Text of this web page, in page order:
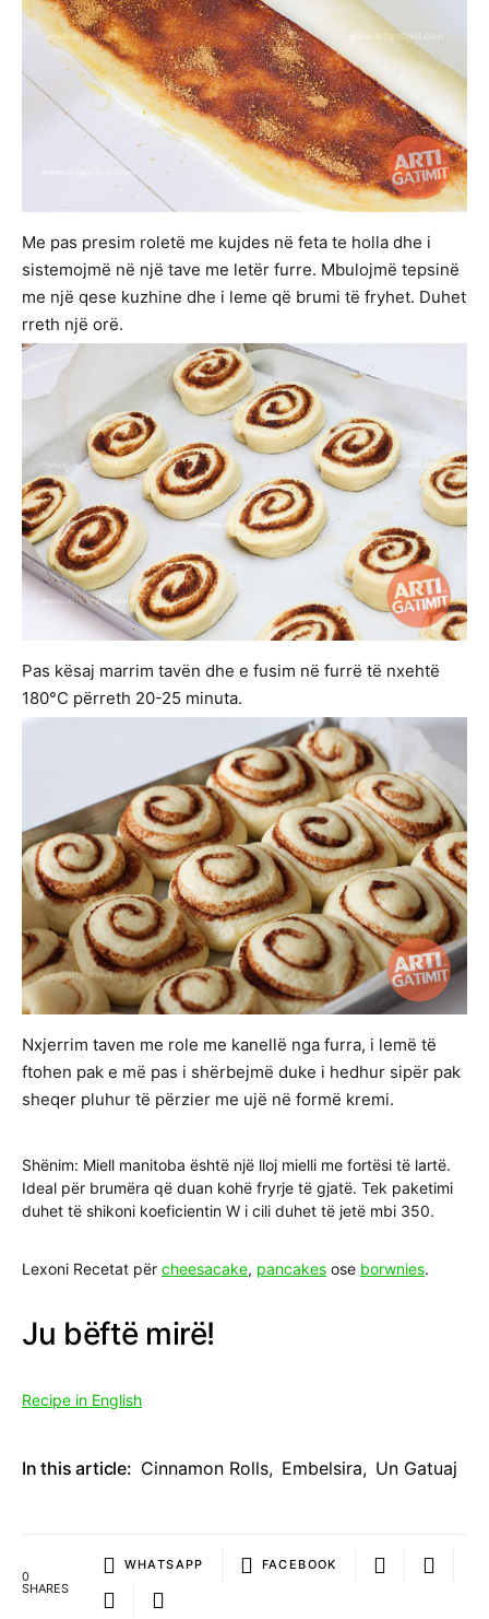
Me pas presim roletë me kujdes në feta te holla dhe i
sistemojmë në një tave me letër furre. Mbulojmë tepsinë
me një qese kuzhine dhe i leme që brumi të fryhet. Duhet
rreth një orë.
Pas kësaj marrim tavën dhe e fusim në furrë të nxehtë
180°C përreth 20-25 minuta.
Nxjerrim taven me role me kanellë nga furra, i lemë të
ftohen pak e më pas i shërbejmë duke i hedhur sipër pak
sheqer pluhur të përzier me ujë në formë kremi.
Shënim: Miell manitoba është një lloj mielli me fortësi të lartë.
Ideal për brumëra që duan kohë fryrje të gjatë. Tek paketimi
duhet të shikoni koeficientin W i cili duhet të jetë mbi 350.
Lexoni Recetat për cheesacake, pancakes ose borwnies.
Ju bëftë mirë!
Recipe in English
In this article: Cinnamon Rolls, Embelsira, Un Gatuaj
0
SHARES
WHATSAPP FACEBOOK